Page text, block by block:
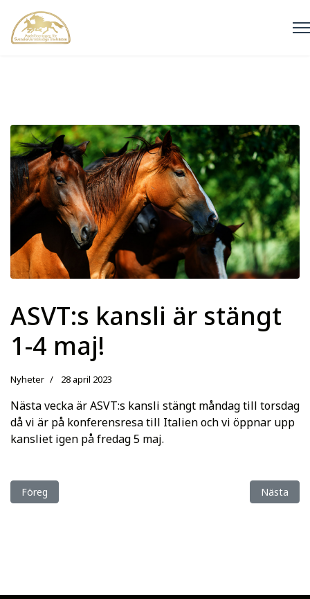
ASVT:s kansli är stängt
1-4 maj!
Nyheter 28 april 2023
Nästa vecka är ASVT:s kansli stängt måndag till torsdag
då vi är på konferensresa till Italien och vi öppnar upp
kansliet igen på fredag 5 maj.
Föregående artikel: Vi är inne i maj och det är Elitauktions och
Föreg Nästa
Nästa